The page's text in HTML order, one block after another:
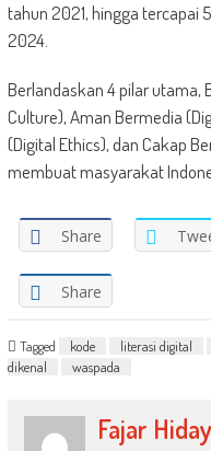
tahun 2021, hingga tercapai
2024.
Berlandaskan 4 pilar utama,
Culture), Aman Bermedia
(Digital Ethics), dan Cakap
membuat masyarakat
Share
Share
Tagged kode literasi digital
dikenal
waspada
Fajar